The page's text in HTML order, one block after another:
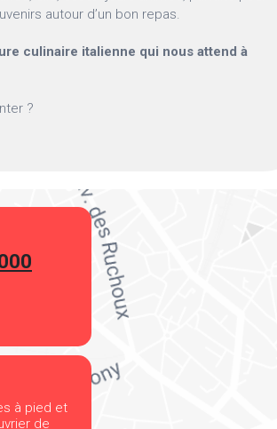
autour d’un bon repas.
culinaire italienne qui nous attend à
?
à pied et
de